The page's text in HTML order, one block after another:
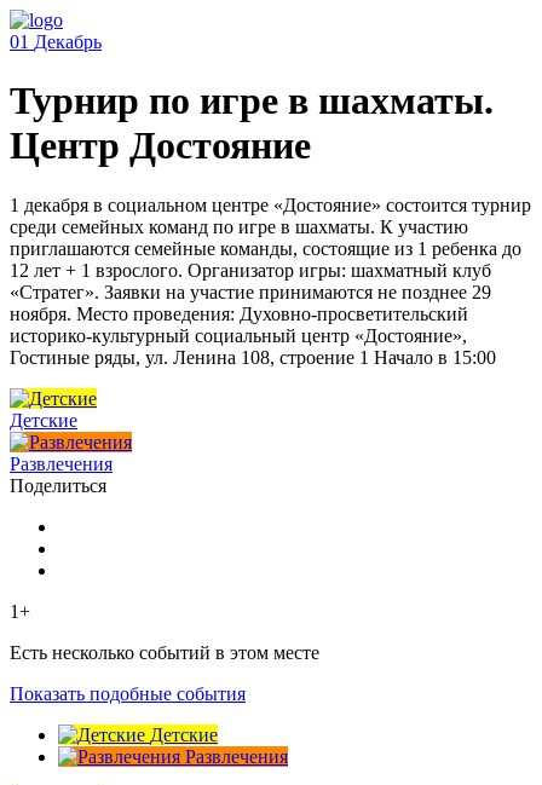
01 Декабрь
Турнир по игре в шахматы.
Центр Достояние
1 декабря в социальном центре «Достояние» состоится турнир
среди семейных команд по игре в шахматы. К участию
приглашаются семейные команды, состоящие из 1 ребенка до
12 лет + 1 взрослого. Организатор игры: шахматный клуб
«Стратег». Заявки на участие принимаются не позднее 29
ноября. Место проведения: Духовно-просветительский
историко-культурный социальный центр «Достояние»,
Гостиные ряды, ул. Ленина 108, строение 1 Начало в 15:00
Детские
Развлечения
Поделиться
1+
Есть несколько событий в этом месте
Показать подобные события
Детские
Развлечения